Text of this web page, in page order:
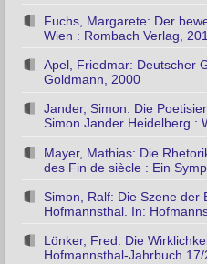
Fuchs, Margarete: Der
Wien : Rombach Verlag,
Apel, Friedmar: Deutscher
Goldmann, 2000
Jander, Simon: Die
Simon Jander Heidelberg :
Mayer, Mathias: Die
des Fin de siècle : Ein
Simon, Ralf: Die Szene der
Hofmannsthal. In:
Lönker, Fred: Die
Hofmannsthal-Jahrbuch